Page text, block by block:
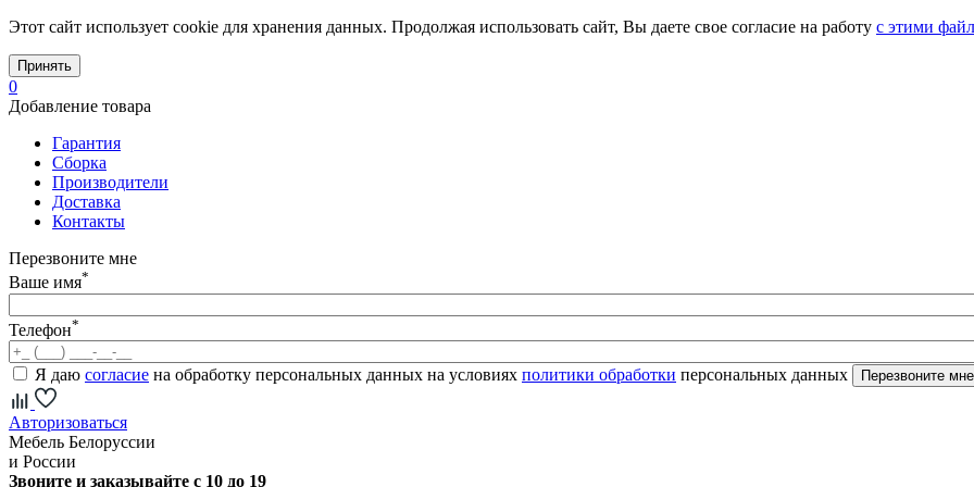
Этот сайт использует cookie для хранения данных. Продолжая использовать сайт, Вы даете свое согласие на работу с этими
Принять
0
Добавление товара
Гарантия
Сборка
Производители
Доставка
Контакты
Перезвоните мне
Ваше имя*
Телефон*
Я даю согласие на обработку персональных данных на условиях политики обработки персональных данных
Авторизоваться
Мебель Белоруссии
и России
Звоните и заказывайте с 10 до 19